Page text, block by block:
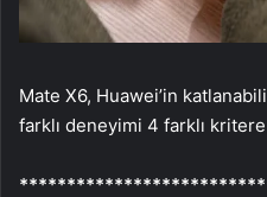
Mate X6, Huawei’in
farklı deneyimi 4 farklı